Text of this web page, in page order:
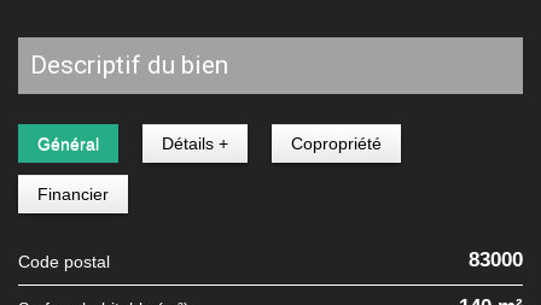
descriptif du bien
Général Détails + Copropriété
Financier
Code postal 83000